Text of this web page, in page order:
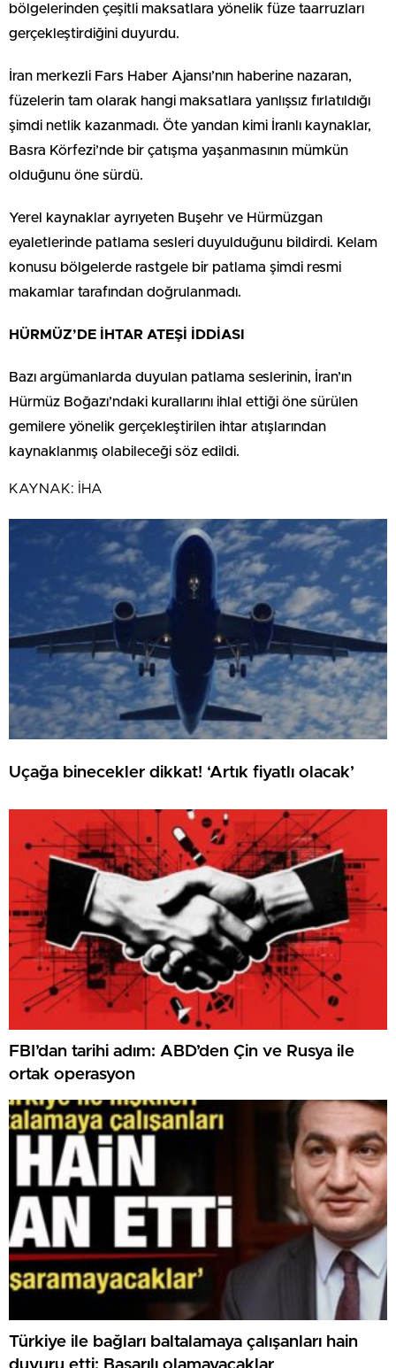
bölgelerinden çeşitli maksatlara yönelik füze taarruzları
gerçekleştirdiğini duyurdu.
İran merkezli Fars Haber Ajansı’nın haberine nazaran,
füzelerin tam olarak hangi maksatlara yanlışsız fırlatıldığı
şimdi netlik kazanmadı. Öte yandan kimi İranlı kaynaklar,
Basra Körfezi’nde bir çatışma yaşanmasının mümkün
olduğunu öne sürdü.
Yerel kaynaklar ayrıyeten Buşehr ve Hürmüzgan
eyaletlerinde patlama sesleri duyulduğunu bildirdi. Kelam
konusu bölgelerde rastgele bir patlama şimdi resmi
makamlar tarafından doğrulanmadı.
HÜRMÜZ’DE İHTAR ATEŞİ İDDİASI
Bazı argümanlarda duyulan patlama seslerinin, İran’ın
Hürmüz Boğazı’ndaki kurallarını ihlal ettiği öne sürülen
gemilere yönelik gerçekleştirilen ihtar atışlarından
kaynaklanmış olabileceği söz edildi.
KAYNAK: İHA
Uçağa binecekler dikkat! ‘Artık fiyatlı olacak’
FBI’dan tarihi adım: ABD’den Çin ve Rusya ile
ortak operasyon
Türkiye ile bağları baltalamaya çalışanları hain